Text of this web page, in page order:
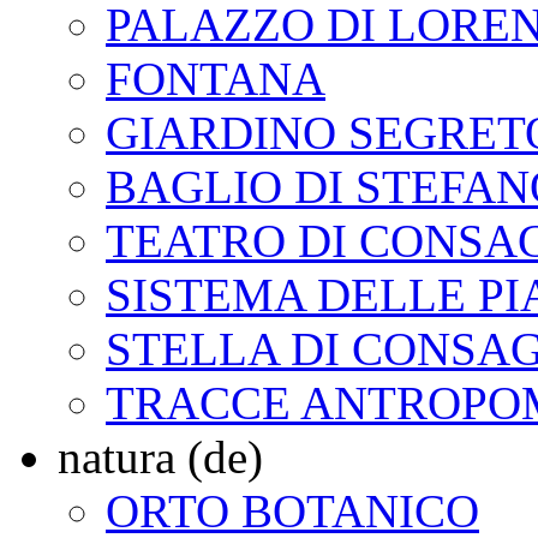
PALAZZO DI
FONTANA
GIARDINO
BAGLIO DI
TEATRO DI
SISTEMA DELLE
STELLA DI
TRACCE
natura (de)
ORTO BOTANICO